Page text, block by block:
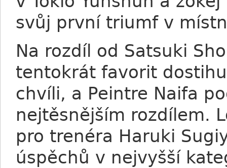
svůj první triumf v
Na rozdíl od Satsuki
tentokrát favorit
chvíli, a Peintre Naifa
nejtěsnějším rozdílem.
pro trenéra Haruki
úspěchů v nejvyšší